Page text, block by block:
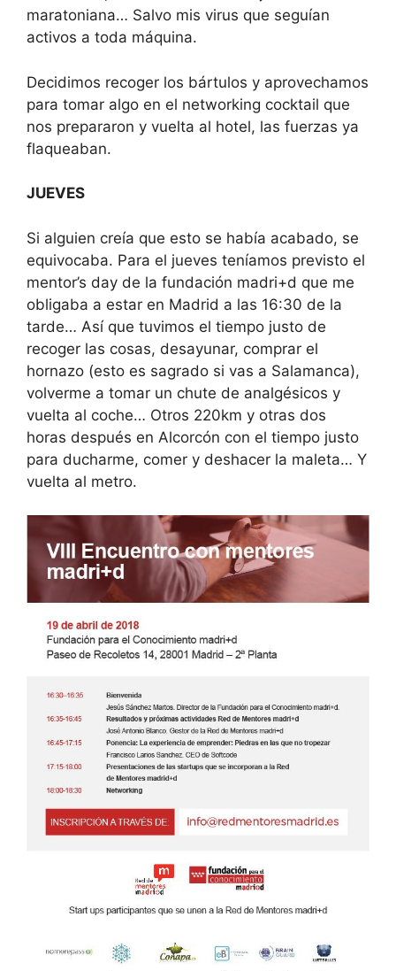
maratoniana… Salvo mis virus que seguían
activos a toda máquina.
Decidimos recoger los bártulos y aprovechamos
para tomar algo en el networking cocktail que
nos prepararon y vuelta al hotel, las fuerzas ya
flaqueaban.
JUEVES
Si alguien creía que esto se había acabado, se
equivocaba. Para el jueves teníamos previsto el
mentor’s day de la fundación madri+d que me
obligaba a estar en Madrid a las 16:30 de la
tarde… Así que tuvimos el tiempo justo de
recoger las cosas, desayunar, comprar el
hornazo (esto es sagrado si vas a Salamanca),
volverme a tomar un chute de analgésicos y
vuelta al coche… Otros 220km y otras dos
horas después en Alcorcón con el tiempo justo
para ducharme, comer y deshacer la maleta… Y
vuelta al metro.